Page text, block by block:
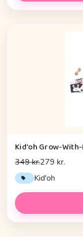
349 kr.279 kr.
Kid'oh